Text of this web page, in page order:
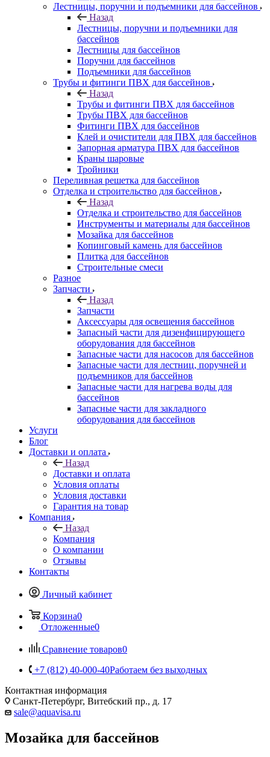
Лестницы, поручни и подъемники для бассейнов
Назад
Лестницы, поручни и подъемники для
бассейнов
Лестницы для бассейнов
Поручни для бассейнов
Подъемники для бассейнов
Трубы и фитинги ПВХ для бассейнов
Назад
Трубы и фитинги ПВХ для бассейнов
Трубы ПВХ для бассейнов
Фитинги ПВХ для бассейнов
Клей и очистители для ПВХ для бассейнов
Запорная арматура ПВХ для бассейнов
Краны шаровые
Тройники
Переливная решетка для бассейнов
Отделка и строительство для бассейнов
Назад
Отделка и строительство для бассейнов
Инструменты и материалы для бассейнов
Мозайка для бассейнов
Копинговый камень для бассейнов
Плитка для бассейнов
Строительные смеси
Разное
Запчасти
Назад
Запчасти
Аксессуары для освещения бассейнов
Запасный части для дизенфицирующего
оборудования для бассейнов
Запасные части для насосов для бассейнов
Запасные части для лестниц, поручней и
подъемников для бассейнов
Запасные части для нагрева воды для
бассейнов
Запасные части для закладного
оборудования для бассейнов
Услуги
Блог
Доставки и оплата
Назад
Доставки и оплата
Условия оплаты
Условия доставки
Гарантия на товар
Компания
Назад
Компания
О компании
Отзывы
Контакты
Личный кабинет
Корзина0
Отложенные0
Сравнение товаров0
+7 (812) 40-000-40Работаем без выходных
Контактная информация
Санкт-Петербург, Витебский пр., д. 17
sale@aquavisa.ru
Мозайка для бассейнов